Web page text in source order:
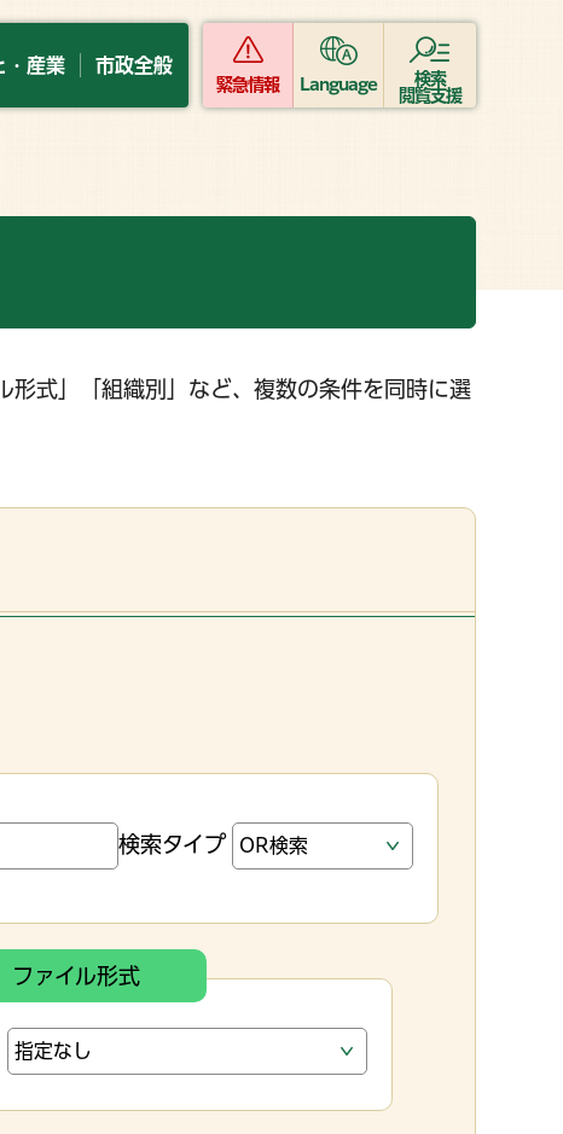
・産業 市政全般
緊急情報 Language
検索
閲覧支援
形式」「組織別」など、複数の条件を同時に選
検索タイプ
ファイル形式